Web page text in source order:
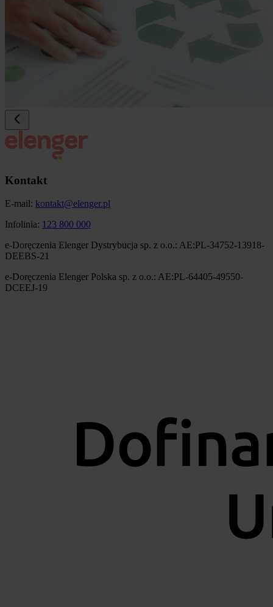
Kontakt
E-mail: kontakt@elenger.pl
Infolinia: 123 800 000
e-Doręczenia Elenger Dystrybucja sp. z o.o.: AE:PL-34752-13918-
DEEBS-21
e-Doręczenia Elenger Polska sp. z o.o.: AE:PL-64405-49550-
DCEEJ-19